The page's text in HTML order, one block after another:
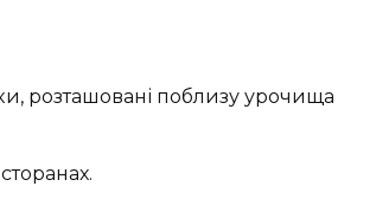
розташовані поблизу урочища